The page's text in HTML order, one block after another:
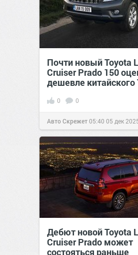
Почти новый Toyota
Cruiser Prado 150
дешевле китайского
0 0
Авто Скрежет05:40 05 дек
Дебют новой Toyota
Cruiser Prado может
состояться раньше